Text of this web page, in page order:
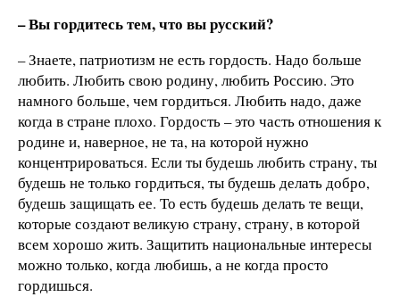
–Вы гордитесь тем, что вы русский?
– Знаете, патриотизм не есть гордость. Надо больше
любить. Любить свою родину, любить Россию. Это
намного больше, чем гордиться. Любить надо, даже
когда в стране плохо. Гордость – это часть отношения к
родине и, наверное, не та, на которой нужно
концентрироваться. Если ты будешь любить страну, ты
будешь не только гордиться, ты будешь делать добро,
будешь защищать ее. То есть будешь делать те вещи,
которые создают великую страну, страну, в которой
всем хорошо жить. Защитить национальные интересы
можно только, когда любишь, а не когда просто
гордишься.